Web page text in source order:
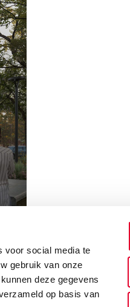
voor social media te
gebruik van onze
deze gegevens
op basis van